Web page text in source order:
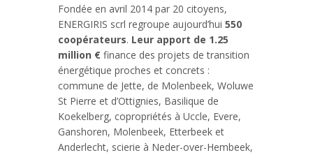
Fondée en avril 2014 par 20 citoyens,
ENERGIRIS scrl regroupe aujourd’hui 550
coopérateurs. Leur apport de 1.25
million € finance des projets de transition
énergétique proches et concrets :
commune de Jette, de Molenbeek, Woluwe
St Pierre et d’Ottignies, Basilique de
Koekelberg, copropriétés à Uccle, Evere,
Ganshoren, Molenbeek, Etterbeek et
Anderlecht, scierie à Neder-over-Hembeek,